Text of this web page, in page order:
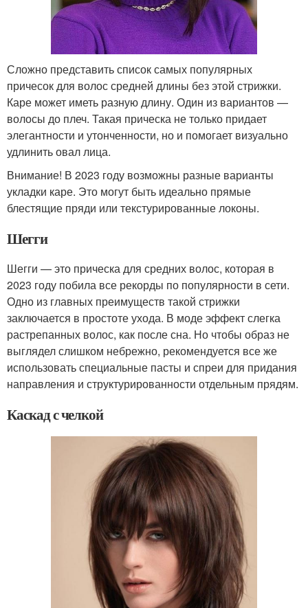
Сложно представить список самых популярных
причесок для волос средней длины без этой стрижки.
Каре может иметь разную длину. Один из вариантов —
волосы до плеч. Такая прическа не только придает
элегантности и утонченности, но и помогает визуально
удлинить овал лица.
Внимание! В 2023 году возможны разные варианты
укладки каре. Это могут быть идеально прямые
блестящие пряди или текстурированные локоны.
Шегги
Шегги — это прическа для средних волос, которая в
2023 году побила все рекорды по популярности в сети.
Одно из главных преимуществ такой стрижки
заключается в простоте ухода. В моде эффект слегка
растрепанных волос, как после сна. Но чтобы образ не
выглядел слишком небрежно, рекомендуется все же
использовать специальные пасты и спреи для придания
направления и структурированности отдельным прядям.
Каскад с челкой